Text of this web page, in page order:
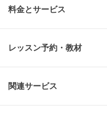
料金とサービス
レッスン予約・教材
関連サービス